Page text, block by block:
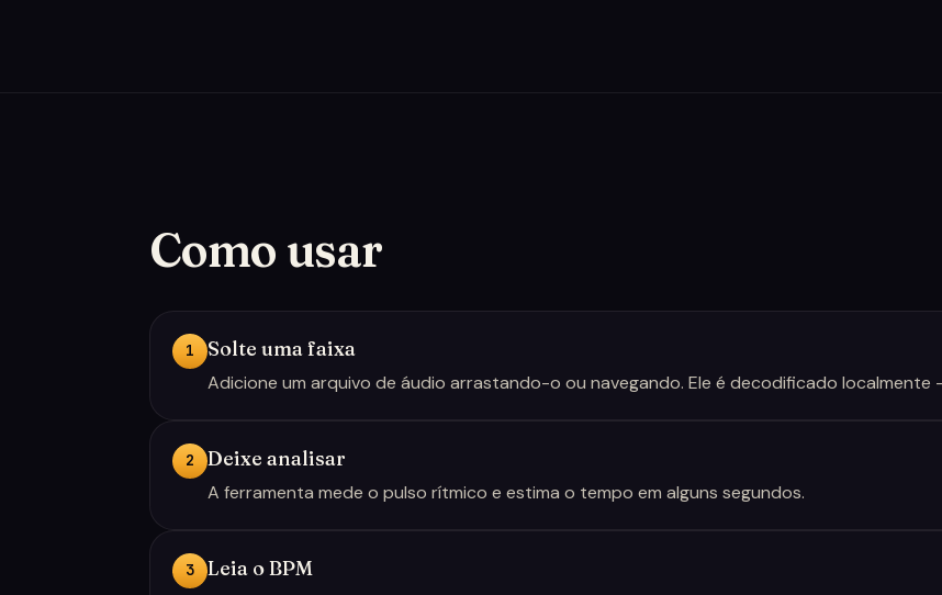
Como usar
1 Solte uma faixa
Adicione um arquivo de áudio arrastando-o ou navegando. Ele é decodificado localmente
2 Deixe analisar
A ferramenta mede o pulso rítmico e estima o tempo em alguns segundos.
3 Leia o BPM